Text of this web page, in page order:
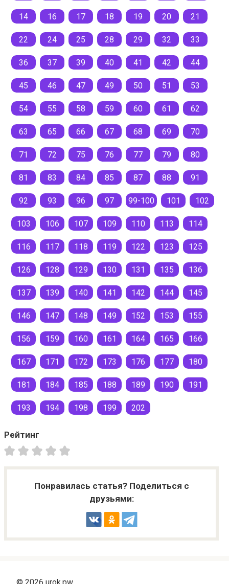
14 16 17 18 19 20 21
22 24 25 28 29 32 33
36 37 39 40 41 42 44
45 46 47 49 50 51 53
54 55 58 59 60 61 62
63 65 66 67 68 69 70
71 72 75 76 77 79 80
81 83 84 85 87 88 91
92 93 96 97 99-100 101 102
103 106 107 109 110 113 114
116 117 118 119 122 123 125
126 128 129 130 131 135 136
137 139 140 141 142 144 145
146 147 148 149 152 153 155
156 159 160 161 164 165 166
167 171 172 173 176 177 180
181 184 185 188 189 190 191
193 194 198 199 202
Рейтинг
Понравилась статья? Поделиться с
друзьями: